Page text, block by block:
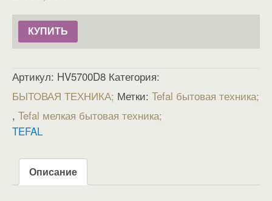
КУПИТЬ
Артикул: HV5700D8 Категория:
БЫТОВАЯ ТЕХНИКА Метки: Tefal бытовая техника
, Tefal мелкая бытовая техника
TEFAL
Описание